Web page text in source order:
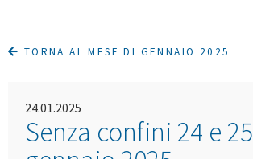
TORNA AL MESE DI GENNAIO 2025
24.01.2025
Senza confini 24 e 25